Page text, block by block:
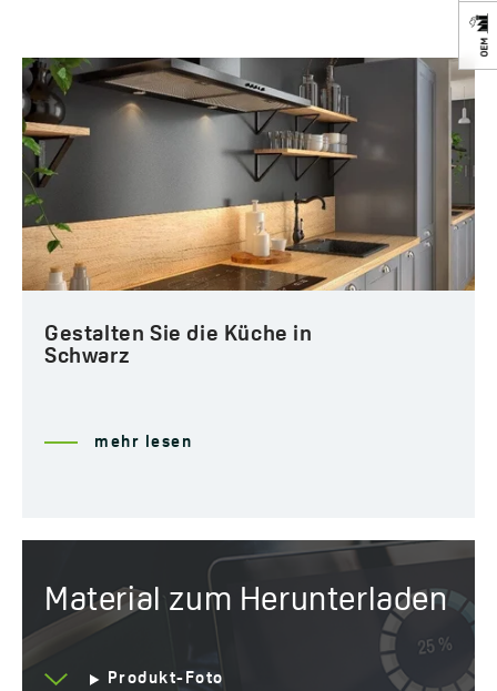
Gestalten Sie die Küche in
Schwarz
mehr lesen
Material zum Herunterladen
Produkt-Foto